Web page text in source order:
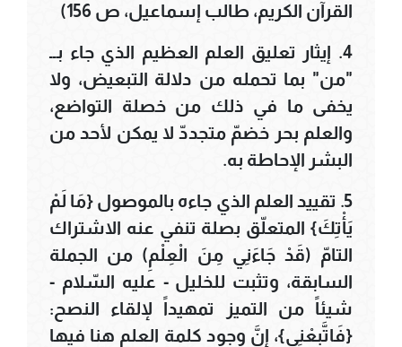
القرآن الكريم، طالب إسماعيل، ص 156)
4. إيثار تعليق العلم العظيم الذي جاء بــ
"من" بما تحمله من دلالة التبعيض، ولا
يخفى ما في ذلك من خصلة التواضع،
والعلم بحر خضمّ متجددّ لا يمكن لأحد من
البشر الإحاطة به.
5. تقييد العلم الذي جاءه بالموصول {مَا لَمْ
يَأْتِكَ} المتعلّق بصلة تنفي عنه الاشتراك
التامّ (قَدْ جَاءَنِي مِنَ الْعِلْمِ) من الجملة
السابقة، وتثبت للخليل - عليه السّلام -
شيئاً من التميز تمهيداً لإلقاء النصح:
{فَاتَّبِعْنِي}، إنَّ وجود كلمة العلم هنا فيها